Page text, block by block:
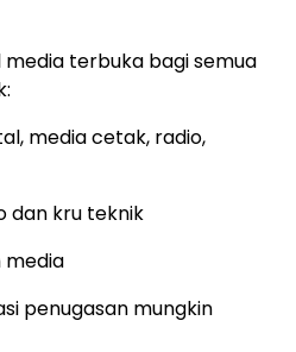
terbuka bagi semua
media cetak, radio,
dan kru teknik
penugasan mungkin